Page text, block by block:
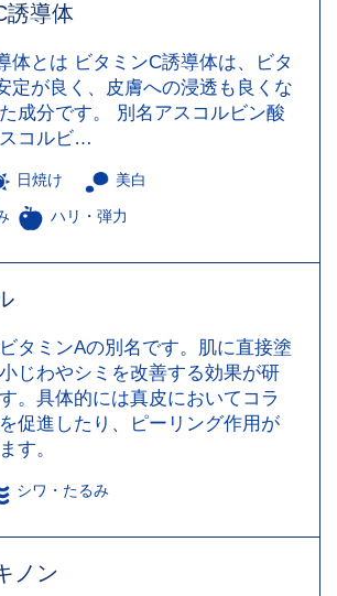
誘導体
体とは ビタミンC誘導体は、ビタ
定が良く、皮膚への浸透も良くな
成分です。 別名アスコルビン酸
コルビ…
日焼け 美白
ハリ・弾力
タミンAの別名です。肌に直接塗
じわやシミを改善する効果が研
。具体的には真皮においてコラ
促進したり、ピーリング作用が
す。
シワ・たるみ
ノン